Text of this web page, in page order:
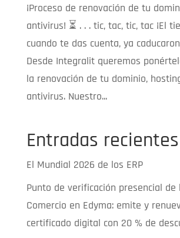
¡Proceso de renovación de tu
antivirus! ⏳ . . . tic, tac, tic, tac ¡El
cuando te das cuenta, ya
Desde Integralit queremos
la renovación de tu dominio,
antivirus. Nuestro...
Entradas recientes
El Mundial 2026 de los ERP
Punto de verificación presencial de
Comercio en Edyma: emite y
certificado digital con 20 % de